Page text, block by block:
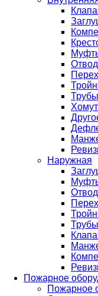
Трубы
Наружная
Трубы
Пожарное
Пожарное